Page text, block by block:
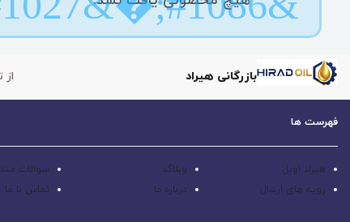
بازرگانی هیراد
فهرست ها
هیراد اویل وبلاگ
سوالات
رویه های ارسال
درباره ما تماس با ما